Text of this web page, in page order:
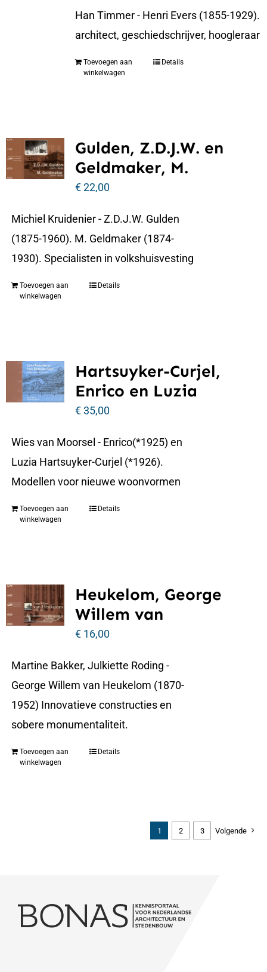
Han Timmer - Henri Evers (1855-1929).
architect, geschiedschrijver, hoogleraar
Toevoegen aan
winkelwagen
Details
Gulden, Z.D.J.W. en
Geldmaker, M.
€22,00
Michiel Kruidenier - Z.D.J.W. Gulden
(1875-1960). M. Geldmaker (1874-
1930). Specialisten in volkshuisvesting
Toevoegen aan
winkelwagen
Details
Hartsuyker-Curjel,
Enrico en Luzia
€35,00
Wies van Moorsel - Enrico(*1925) en
Luzia Hartsuyker-Curjel (*1926).
Modellen voor nieuwe woonvormen
Toevoegen aan
winkelwagen
Details
Heukelom, George
Willem van
€16,00
Martine Bakker, Julkiette Roding -
George Willem van Heukelom (1870-
1952) Innovatieve constructies en
sobere monumentaliteit.
Toevoegen aan
winkelwagen
Details
1 2 3 Volgende